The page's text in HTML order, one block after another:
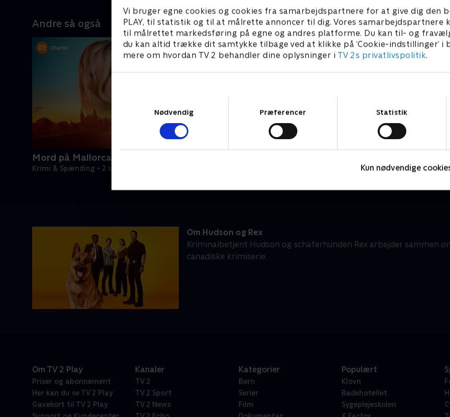
Vi bruger egne cookies og cookies fra samarbejdspartnere for at give dig den
PLAY, til statistik og til at målrette annoncer til dig. Vores samarbejdspartnere
til målrettet markedsføring på egne og andres platforme. Du kan til- og
du kan altid trække dit samtykke tilbage ved at klikke på ’Cookie-indstillinger’ i
mere om hvordan TV 2 behandler dine oplysninger i TV 2s privatlivspolitik.
Nødvendig
Præferencer Statistik
Kun nødvendige
Andre så også
Mord på Mallorca
Krimi & Spænding • 2 sæsoner
Om Hudson og Rex
Kriminalbetjent Hudson og schäferhunden Rex arbejder sammen
canadiske krimiserie.
Om TV 2 Play
Priser og abonnement
Her kan du se TV 2 Play
Gavekort til TV 2 Play
Kanaler
TV 2
TV 2 Sport
TV 2 News
Kategorier
Børn
Serier
Film
Populært
Klovn
Badehotellet
Sygeplejeskolen